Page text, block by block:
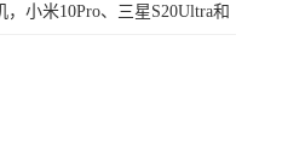
家车企做了一次有益尝试！
，小米10Pro、三星S20Ultra和